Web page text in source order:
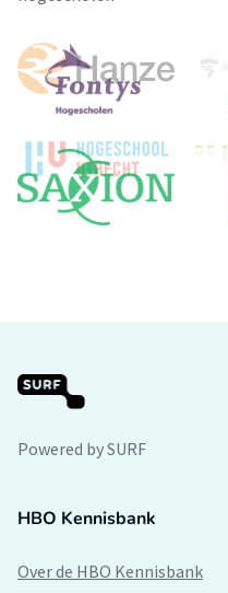
Powered by SURF
HBO Kennisbank
Over de HBO Kennisbank